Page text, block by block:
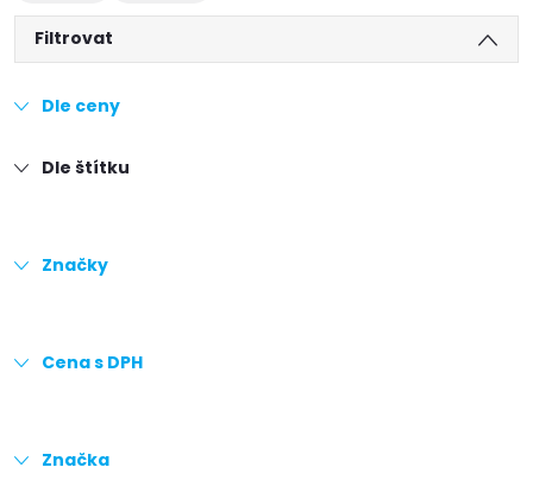
Filtrovat
Dle ceny
Dle štítku
Značky
Cena s DPH
Značka